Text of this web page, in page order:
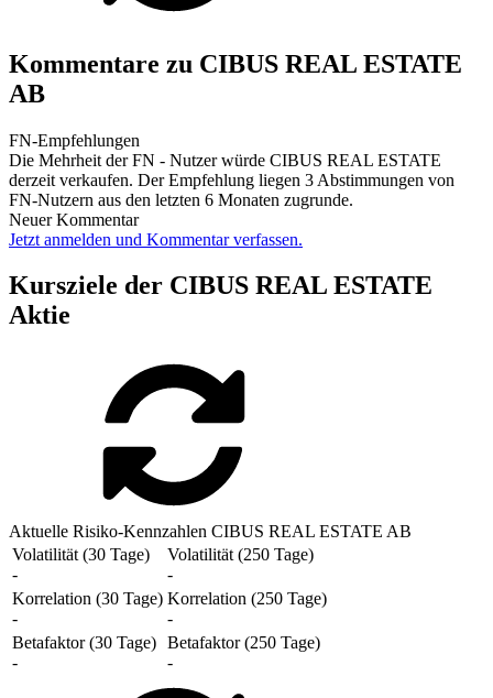
Kommentare zu CIBUS REAL ESTATE
AB
FN-Empfehlungen
Die Mehrheit der FN - Nutzer würde CIBUS REAL ESTATE
derzeit verkaufen. Der Empfehlung liegen 3 Abstimmungen von
FN-Nutzern aus den letzten 6 Monaten zugrunde.
Neuer Kommentar
Jetzt anmelden und Kommentar verfassen.
Kursziele der CIBUS REAL ESTATE
Aktie
Aktuelle Risiko-Kennzahlen CIBUS REAL ESTATE AB
Volatilität (30 Tage)
-
Volatilität (250 Tage)
-
Korrelation (30 Tage)
-
Korrelation (250 Tage)
-
Betafaktor (30 Tage)
-
Betafaktor (250 Tage)
-